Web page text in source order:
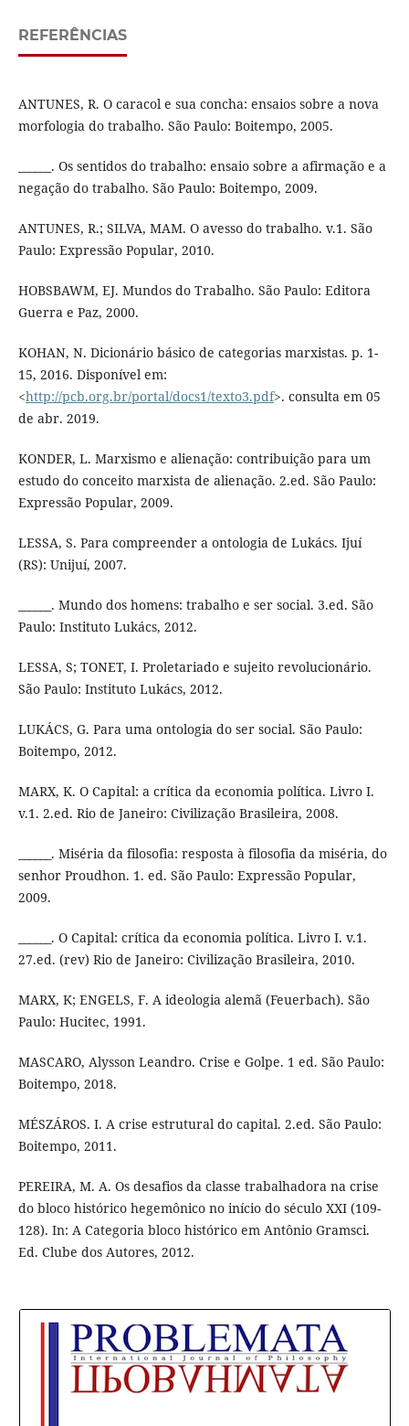
REFERÊNCIAS
ANTUNES, R. O caracol e sua concha: ensaios sobre a nova
morfologia do trabalho. São Paulo: Boitempo, 2005.
______. Os sentidos do trabalho: ensaio sobre a afirmação e a
negação do trabalho. São Paulo: Boitempo, 2009.
ANTUNES, R.; SILVA, MAM. O avesso do trabalho. v.1. São
Paulo: Expressão Popular, 2010.
HOBSBAWM, EJ. Mundos do Trabalho. São Paulo: Editora
Guerra e Paz, 2000.
KOHAN, N. Dicionário básico de categorias marxistas. p. 1-
15, 2016. Disponível em:
<http://pcb.org.br/portal/docs1/texto3.pdf>. consulta em 05
de abr. 2019.
KONDER, L. Marxismo e alienação: contribuição para um
estudo do conceito marxista de alienação. 2.ed. São Paulo:
Expressão Popular, 2009.
LESSA, S. Para compreender a ontologia de Lukács. Ijuí
(RS): Unijuí, 2007.
______. Mundo dos homens: trabalho e ser social. 3.ed. São
Paulo: Instituto Lukács, 2012.
LESSA, S; TONET, I. Proletariado e sujeito revolucionário.
São Paulo: Instituto Lukács, 2012.
LUKÁCS, G. Para uma ontologia do ser social. São Paulo:
Boitempo, 2012.
MARX, K. O Capital: a crítica da economia política. Livro I.
v.1. 2.ed. Rio de Janeiro: Civilização Brasileira, 2008.
______. Miséria da filosofia: resposta à filosofia da miséria, do
senhor Proudhon. 1. ed. São Paulo: Expressão Popular,
2009.
______. O Capital: crítica da economia política. Livro I. v.1.
27.ed. (rev) Rio de Janeiro: Civilização Brasileira, 2010.
MARX, K; ENGELS, F. A ideologia alemã (Feuerbach). São
Paulo: Hucitec, 1991.
MASCARO, Alysson Leandro. Crise e Golpe. 1 ed. São Paulo:
Boitempo, 2018.
MÉSZÁROS. I. A crise estrutural do capital. 2.ed. São Paulo:
Boitempo, 2011.
PEREIRA, M. A. Os desafios da classe trabalhadora na crise
do bloco histórico hegemônico no início do século XXI (109-
128). In: A Categoria bloco histórico em Antônio Gramsci.
Ed. Clube dos Autores, 2012.